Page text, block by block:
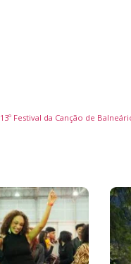
13º Festival da Canção de